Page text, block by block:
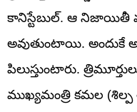
కానిస్టేబుల్. ఆ నిజాయితీ
అవుతుంటాయి. అందుకే
పిలుస్తుంటారు.
ముఖ్యమంత్రి కమల